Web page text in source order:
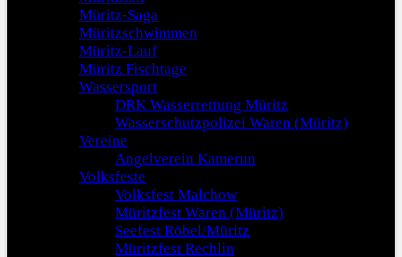
Müritz-Saga
Müritzschwimmen
Müritz-Lauf
Müritz Fischtage
Wassersport
DRK Wasserrettung Müritz
Wasserschutzpolizei Waren (Müritz)
Vereine
Angelverein Kamerun
Volksfeste
Volksfest Malchow
Müritzfest Waren (Müritz)
Seefest Röbel/Müritz
Müritzfest Rechlin